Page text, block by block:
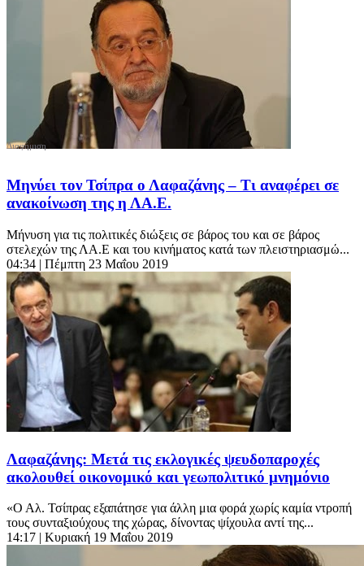
Μηνύει τον Τσίπρα ο Λαφαζάνης – Τι αναφέρει σε
ανακοίνωση της η ΛΑ.Ε.
Μήνυση για τις πολιτικές διώξεις σε βάρος του και σε βάρος
στελεχών της ΛΑ.Ε και του κινήματος κατά των πλειστηριασμώ...
04:34 | Πέμπτη 23 Μαΐου 2019
Λαφαζάνης: Μετά τις εκλογικές ψευδοπαροχές
ακολουθεί οικονομικό και γεωπολιτικό μνημόνιο
«Ο Αλ. Τσίπρας εξαπάτησε για άλλη μια φορά χωρίς καμία ντροπή
τους συνταξιούχους της χώρας, δίνοντας ψίχουλα αντί της...
14:17 | Κυριακή 19 Μαΐου 2019